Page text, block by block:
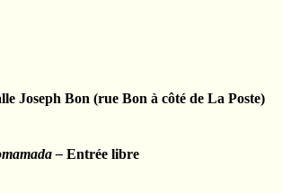
Joseph Bon (rue Bon à côté de La Poste)
– Entrée libre